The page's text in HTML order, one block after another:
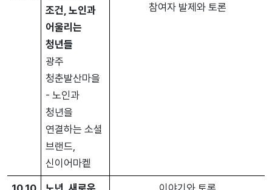
조건, 노인과
어울리는
청년들
광주
청춘발산마을
- 노인과
청년을
연결하는 소셜
브랜드,
신이어마켙
참여자 발제와 토론